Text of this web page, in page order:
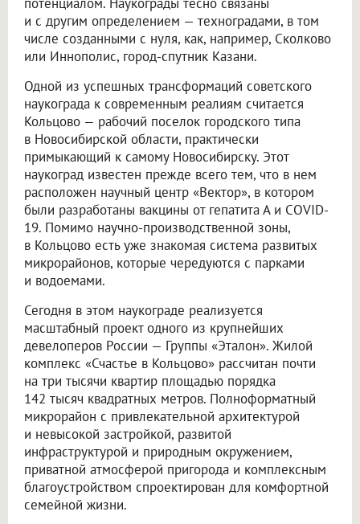
и с другим определением — техноградами, в том
числе созданными с нуля, как, например, Сколково
или Иннополис, город-спутник Казани.
Одной из успешных трансформаций советского
наукограда к современным реалиям считается
Кольцово — рабочий поселок городского типа
в Новосибирской области, практически
примыкающий к самому Новосибирску. Этот
наукоград известен прежде всего тем, что в нем
расположен научный центр «Вектор», в котором
были разработаны вакцины от гепатита А и COVID-
19. Помимо научно-производственной зоны,
в Кольцово есть уже знакомая система развитых
микрорайонов, которые чередуются с парками
и водоемами.
Сегодня в этом наукограде реализуется
масштабный проект одного из крупнейших
девелоперов России — Группы «Эталон». Жилой
комплекс «Счастье в Кольцово» рассчитан почти
на три тысячи квартир площадью порядка
142 тысяч квадратных метров. Полноформатный
микрорайон с привлекательной архитектурой
и невысокой застройкой, развитой
инфраструктурой и природным окружением,
приватной атмосферой пригорода и комплексным
благоустройством спроектирован для комфортной
семейной жизни.